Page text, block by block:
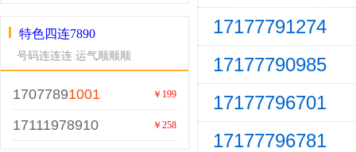
特色四连7890
号码连连连 运气顺顺顺
17077891001 ￥199
17111978910 ￥258
17177791274
17177790985
17177796701
17177796781